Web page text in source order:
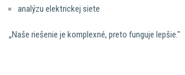
analýzu elektrickej siete
„Naše riešenie je komplexné, preto funguje lepšie."